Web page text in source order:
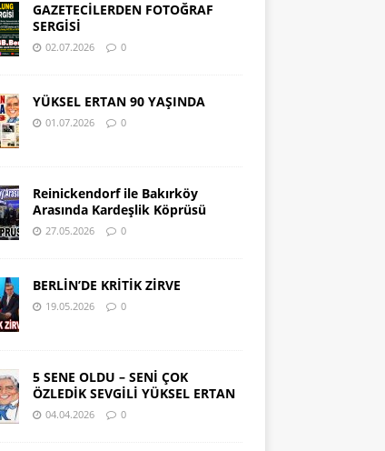
GAZETECİLERDEN FOTOĞRAF
SERGİSİ
02.07.2026 0
YÜKSEL ERTAN 90 YAŞINDA
01.07.2026 0
Reinickendorf ile Bakırköy
Arasında Kardeşlik Köprüsü
27.05.2026 0
BERLİN’DE KRİTİK ZİRVE
19.05.2026 0
5 SENE OLDU – SENİ ÇOK
ÖZLEDİK SEVGİLİ YÜKSEL ERTAN
04.04.2026 0